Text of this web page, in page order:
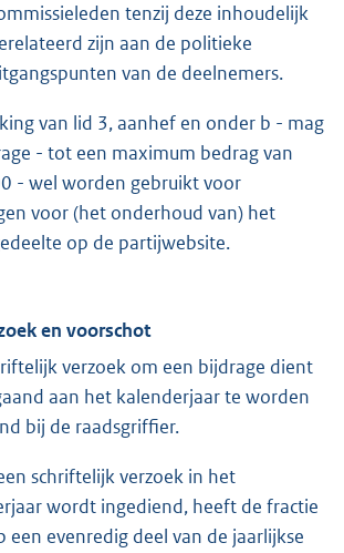
tenzij deze inhoudelijk
zijn aan de politieke
van de deelnemers.
van lid 3, aanhef en onder b - mag
- tot een maximum bedrag van
- wel worden gebruikt voor
voor (het onderhoud van) het
op de partijwebsite.
en voorschot
verzoek om een bijdrage dient
aan het kalenderjaar te worden
bij de raadsgriffier.
schriftelijk verzoek in het
wordt ingediend, heeft de fractie
een evenredig deel van de jaarlijkse